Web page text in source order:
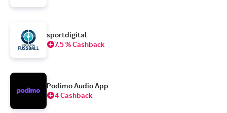
sportdigital
7.5 % Cashback
Podimo Audio App
4 Cashback